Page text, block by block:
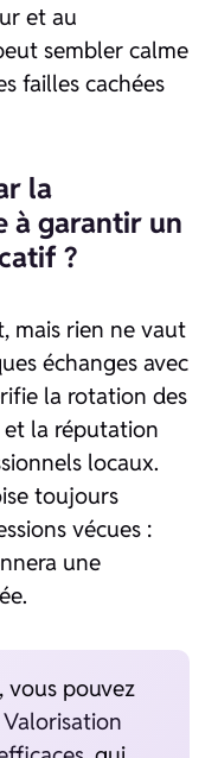
et au
sembler calme
failles cachées
la
à garantir un
?
mais rien ne vaut
échanges avec
la rotation des
et la réputation
locaux.
toujours
vécues :
une
vous pouvez
Valorisation